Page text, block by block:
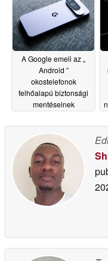
A Google emeli az „
Android ”
okostelefonok
felhőalapú biztonsági
mentéseinek